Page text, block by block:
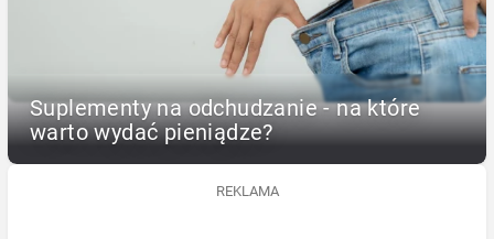
Suplementy na odchudzanie - na które
warto wydać pieniądze?
REKLAMA